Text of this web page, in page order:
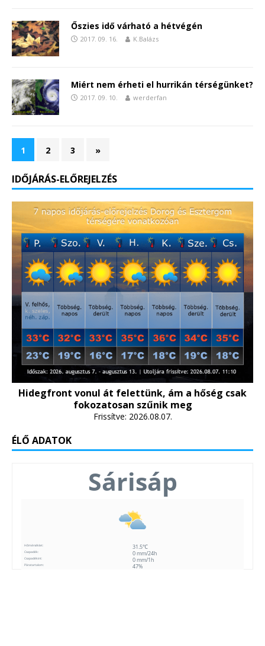
Őszies idő várható a hétvégén
2017. 09. 16. K.Balázs
Miért nem érheti el hurrikán térségünket?
2017. 09. 10. werderfan
1 2 3 »
IDŐJÁRÁS-ELŐREJELZÉS
Hidegfront vonul át felettünk, ám a hőség csak
fokozatosan szűnik meg
Frissítve: 2026.08.07.
ÉLŐ ADATOK